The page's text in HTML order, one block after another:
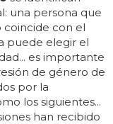
una persona que
coincide con el
puede elegir el
es importante
de género de
por la
los siguientes...
han recibido